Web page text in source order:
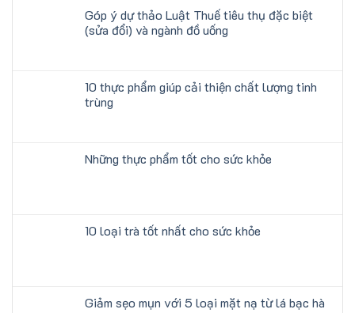
Góp ý dự thảo Luật Thuế tiêu thụ đặc biệt
(sửa đổi) và ngành đồ uống
10 thực phẩm giúp cải thiện chất lượng tinh
trùng
Những thực phẩm tốt cho sức khỏe
10 loại trà tốt nhất cho sức khỏe
Giảm sẹo mụn với 5 loại mặt nạ từ lá bạc hà